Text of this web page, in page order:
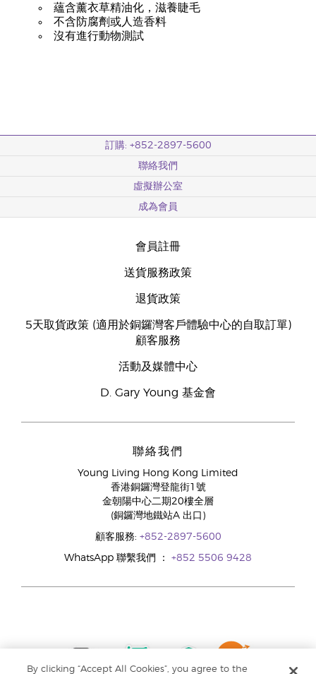
蘊含薰衣草精油化，滋養睫毛
不含防腐劑或人造香料
沒有進行動物測試
訂購: +852-2897-5600
聯絡我們
虛擬辦公室
成為會員
會員註冊
送貨服務政策
退貨政策
5天取貨政策 (適用於銅鑼灣客戶體驗中心的自取訂單)
顧客服務
活動及媒體中心
D. Gary Young 基金會
聯絡我們
Young Living Hong Kong Limited
香港銅鑼灣登龍街1號
金朝陽中心二期20樓全層
(銅鑼灣地鐵站A 出口)
顧客服務: +852-2897-5600
WhatsApp 聯繫我們 ： +852 5506 9428
By clicking “Accept All Cookies”, you agree to the